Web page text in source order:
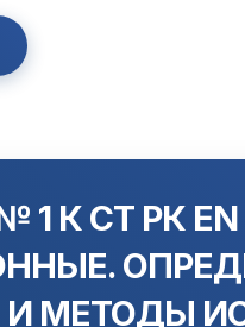
1 К СТ РК
И МЕТОДЫ